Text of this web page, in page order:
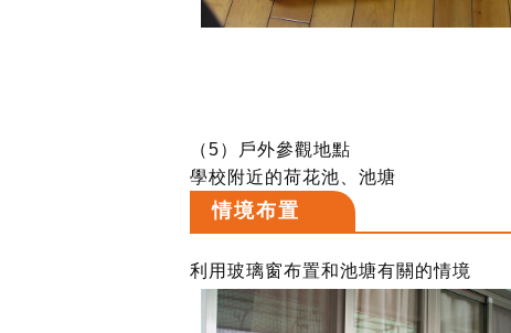
（5）戶外參觀地點
學校附近的荷花池、池塘
情境布置
利用玻璃窗布置和池塘有關的情境